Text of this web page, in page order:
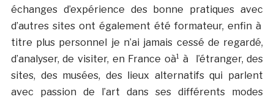
échanges d’expérience des bonne pratiques avec
d’autres sites ont également été formateur, enfin à
titre plus personnel je n’ai jamais cessé de regardé,
d’analyser, de visiter, en France oà¹ à l’étranger, des
sites, des musées, des lieux alternatifs qui parlent
avec passion de l’art dans ses différents modes